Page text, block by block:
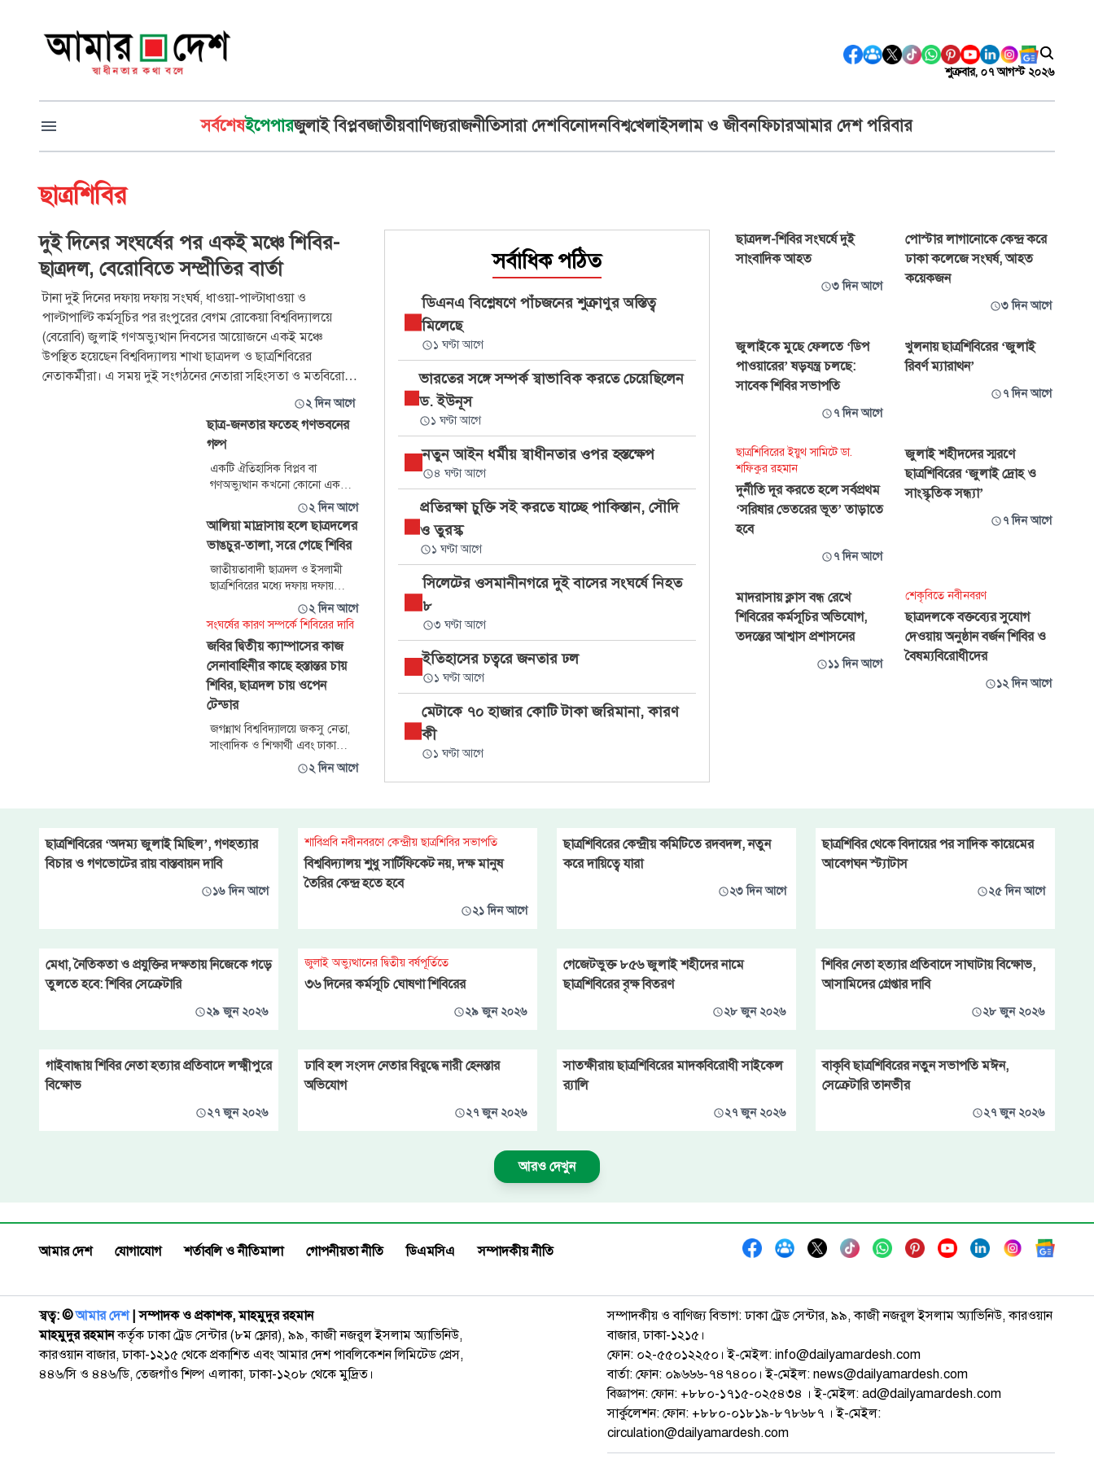
শুক্রবার, ০৭ আগস্ট ২০২৬
সর্বশেষইপেপারজুলাই বিপ্লবজাতীয়বাণিজ্যরাজনীতিসারা দেশবিনোদনবিশ্বখেলাইসলাম ও জীবনফিচারআমার দেশ পরিবার
ছাত্রশিবির
দুই দিনের সংঘর্ষের পর একই মঞ্চে শিবির-
ছাত্রদল, বেরোবিতে সম্প্রীতির বার্তা
টানা দুই দিনের দফায় দফায় সংঘর্ষ, ধাওয়া-পাল্টাধাওয়া ও
পাল্টাপাল্টি কর্মসূচির পর রংপুরের বেগম রোকেয়া বিশ্ববিদ্যালয়ে
(বেরোবি) জুলাই গণঅভ্যুত্থান দিবসের আয়োজনে একই মঞ্চে
উপস্থিত হয়েছেন বিশ্ববিদ্যালয় শাখা ছাত্রদল ও ছাত্রশিবিরের
নেতাকর্মীরা। এ সময় দুই সংগঠনের নেতারা সহিংসতা ও মতবিরোধ
২ দিন আগে
ছাত্র-জনতার ফতেহ গণভবনের
গল্প
একটি ঐতিহাসিক বিপ্লব বা
গণঅভ্যুত্থান কখনো কোনো একক
ব্যক্তি, গোষ্ঠী বা সুনির্দিষ্ট প্ল্যাটফর্মের
একক কৃতিত্বে সফল হওয়া কঠিন।
চব্বিশের জুলাইয়ে আমরা যা কিছু
দেখেছি, যা কিছুর মধ্য দিয়ে গিয়েছি
—তার পেছনে রয়েছে কোটি মানুষের
দোয়া, হাজারো প্রাণের আত্মত্যাগ
আর লাখো তরুণের রাজপথ কাঁপানো
অবিনাশী
২ দিন আগে
আলিয়া মাদ্রাসায় হলে ছাত্রদলের
ভাঙচুর-তালা, সরে গেছে শিবির
জাতীয়তাবাদী ছাত্রদল ও ইসলামী
ছাত্রশিবিরের মধ্যে দফায় দফায়
ধাওয়া পাল্টা ধাওয়া ও সংঘর্ষের পর
রাজধানীর বকশীবাজারের সরকারি
মাদ্রাসা-ই-আলিয়া এলাকা থেকে সরে
গেছে শিবিরের নেতা-কর্মীরা।
মঙ্গলবার সন্ধ্যা ৬টার দিকে তারা সরে
যাওয়ার পর মাদ্রাসার একমাত্র
আবাসিক হল আল্লামা কাশগরী (রহ.)
২ দিন আগে
সংঘর্ষের কারণ সম্পর্কে শিবিরের দাবি
জবির দ্বিতীয় ক্যাম্পাসের কাজ
সেনাবাহিনীর কাছে হস্তান্তর চায়
শিবির, ছাত্রদল চায় ওপেন
টেন্ডার
জগন্নাথ বিশ্ববিদ্যালয়ে জকসু নেতা,
সাংবাদিক ও শিক্ষার্থী এবং ঢাকা
কলেজ ও ঢাকা আলিয়া মাদ্রাসায়
অধ্যক্ষ, ছাত্রশিবির ও সাধারণ
ছাত্রশিবির। অবিলম্বে হামলাকারীদের
গ্রেপ্তার ও দৃষ্টান্তমূলক শাস্তি দাবি জ
২ দিন আগে
সর্বাধিক পঠিত
ডিএনএ বিশ্লেষণে পাঁচজনের শুক্রাণুর অস্তিত্ব
মিলেছে
১ ঘণ্টা আগে
ভারতের সঙ্গে সম্পর্ক স্বাভাবিক করতে চেয়েছিলেন
ড. ইউনূস
১ ঘণ্টা আগে
নতুন আইন ধর্মীয় স্বাধীনতার ওপর হস্তক্ষেপ
৪ ঘণ্টা আগে
প্রতিরক্ষা চুক্তি সই করতে যাচ্ছে পাকিস্তান, সৌদি
ও তুরস্ক
১ ঘণ্টা আগে
সিলেটের ওসমানীনগরে দুই বাসের সংঘর্ষে নিহত
৮
৩ ঘণ্টা আগে
ইতিহাসের চত্বরে জনতার ঢল
১ ঘণ্টা আগে
মেটাকে ৭০ হাজার কোটি টাকা জরিমানা, কারণ
কী
১ ঘণ্টা আগে
ছাত্রদল-শিবির সংঘর্ষে দুই
সাংবাদিক আহত
৩ দিন আগে
পোস্টার লাগানোকে কেন্দ্র করে
ঢাকা কলেজে সংঘর্ষ, আহত
কয়েকজন
৩ দিন আগে
জুলাইকে মুছে ফেলতে ‘ডিপ
পাওয়ারের’ ষড়যন্ত্র চলছে:
সাবেক শিবির সভাপতি
৭ দিন আগে
খুলনায় ছাত্রশিবিরের ‘জুলাই
রিবর্ণ ম্যারাথন’
৭ দিন আগে
ছাত্রশিবিরের ইয়ুথ সামিটে ডা.
শফিকুর রহমান
দুর্নীতি দূর করতে হলে সর্বপ্রথম
‘সরিষার ভেতরের ভূত’ তাড়াতে
হবে
৭ দিন আগে
জুলাই শহীদদের স্মরণে
ছাত্রশিবিরের ‘জুলাই দ্রোহ ও
সাংস্কৃতিক সন্ধ্যা’
৭ দিন আগে
মাদরাসায় ক্লাস বন্ধ রেখে
শিবিরের কর্মসূচির অভিযোগ,
তদন্তের আশ্বাস প্রশাসনের
১১ দিন আগে
শেকৃবিতে নবীনবরণ
ছাত্রদলকে বক্তব্যের সুযোগ
দেওয়ায় অনুষ্ঠান বর্জন শিবির ও
বৈষম্যবিরোধীদের
১২ দিন আগে
ছাত্রশিবিরের ‘অদম্য জুলাই মিছিল’, গণহত্যার
বিচার ও গণভোটের রায় বাস্তবায়ন দাবি
১৬ দিন আগে
শাবিপ্রবি নবীনবরণে কেন্দ্রীয় ছাত্রশিবির সভাপতি
বিশ্ববিদ্যালয় শুধু সার্টিফিকেট নয়, দক্ষ মানুষ
তৈরির কেন্দ্র হতে হবে
২১ দিন আগে
ছাত্রশিবিরের কেন্দ্রীয় কমিটিতে রদবদল, নতুন
করে দায়িত্বে যারা
২৩ দিন আগে
ছাত্রশিবির থেকে বিদায়ের পর সাদিক কায়েমের
আবেগঘন স্ট্যাটাস
২৫ দিন আগে
মেধা, নৈতিকতা ও প্রযুক্তির দক্ষতায় নিজেকে গড়ে
তুলতে হবে: শিবির সেক্রেটারি
২৯ জুন ২০২৬
জুলাই অভ্যুত্থানের দ্বিতীয় বর্ষপূর্তিতে
৩৬ দিনের কর্মসূচি ঘোষণা শিবিরের
২৯ জুন ২০২৬
গেজেটভুক্ত ৮৫৬ জুলাই শহীদের নামে
ছাত্রশিবিরের বৃক্ষ বিতরণ
২৮ জুন ২০২৬
শিবির নেতা হত্যার প্রতিবাদে সাঘাটায় বিক্ষোভ,
আসামিদের গ্রেপ্তার দাবি
২৮ জুন ২০২৬
গাইবান্ধায় শিবির নেতা হত্যার প্রতিবাদে লক্ষ্মীপুরে
বিক্ষোভ
২৭ জুন ২০২৬
ঢাবি হল সংসদ নেতার বিরুদ্ধে নারী হেনস্তার
অভিযোগ
২৭ জুন ২০২৬
সাতক্ষীরায় ছাত্রশিবিরের মাদকবিরোধী সাইকেল
র‍্যালি
২৭ জুন ২০২৬
বাকৃবি ছাত্রশিবিরের নতুন সভাপতি মঈন,
সেক্রেটারি তানভীর
২৭ জুন ২০২৬
আরও দেখুন
আমার দেশ যোগাযোগ শর্তাবলি ও নীতিমালা গোপনীয়তা নীতি ডিএমসিএ সম্পাদকীয় নীতি
স্বত্ব: ©️আমার দেশ| সম্পাদক ও প্রকাশক, মাহমুদুর রহমান
মাহমুদুর রহমানকর্তৃক ঢাকা ট্রেড সেন্টার (৮ম ফ্লোর), ৯৯, কাজী নজরুল ইসলাম অ্যাভিনিউ,
কারওয়ান বাজার, ঢাকা-১২১৫ থেকে প্রকাশিত এবং আমার দেশ পাবলিকেশন লিমিটেড প্রেস,
৪৪৬/সি ও ৪৪৬/ডি, তেজগাঁও শিল্প এলাকা, ঢাকা-১২০৮ থেকে মুদ্রিত।
সম্পাদকীয় ও বাণিজ্য বিভাগ: ঢাকা ট্রেড সেন্টার, ৯৯, কাজী নজরুল ইসলাম অ্যাভিনিউ, কারওয়ান
বাজার, ঢাকা-১২১৫।
ফোন: ০২-৫৫০১২২৫০। ই-মেইল: info@dailyamardesh.com
বার্তা: ফোন: ০৯৬৬৬-৭৪৭৪০০। ই-মেইল: news@dailyamardesh.com
বিজ্ঞাপন: ফোন: +৮৮০-১৭১৫-০২৫৪৩৪ । ই-মেইল: ad@dailyamardesh.com
সার্কুলেশন: ফোন: +৮৮০-০১৮১৯-৮৭৮৬৮৭ । ই-মেইল:
circulation@dailyamardesh.com